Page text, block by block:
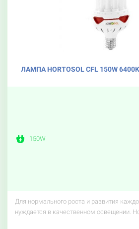
ЛАМПА HORTOSOL CFL 150W
150W
Для нормального роста и развития
нуждается в качественном освещении.